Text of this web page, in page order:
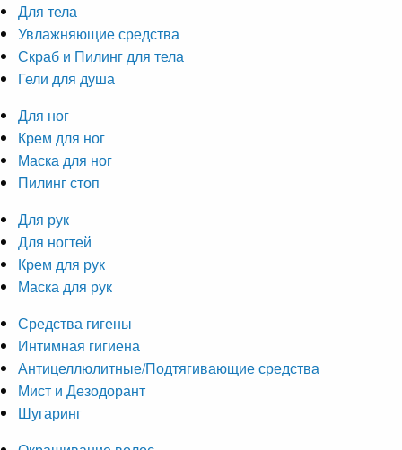
Для тела
Увлажняющие средства
Скраб и Пилинг для тела
Гели для душа
Для ног
Крем для ног
Маска для ног
Пилинг стоп
Для рук
Для ногтей
Крем для рук
Маска для рук
Средства гигены
Интимная гигиена
Антицеллюлитные/Подтягивающие средства
Мист и Дезодорант
Шугаринг